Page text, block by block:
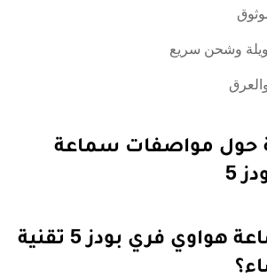
وشحن سريع
حول مواصفات سماعة
5
هل تدعم سماعة هواوي فري بودز 5 تقنية